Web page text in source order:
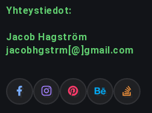
Yhteystiedot:
Jacob Hagström
jacobhgstrm[@]gmail.com